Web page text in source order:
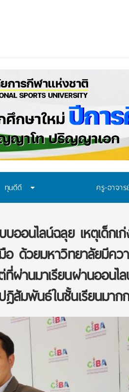
ทุนดีดี ครู-อาจาร
ออนไลน์ฉลุย เหตุเด็กเ
มือ ด้วยมหาวิทยาลัยมีค
ผ่านมาเรียนผ่านออนไ
สัมพันธ์ในชั้นเรียนมาก